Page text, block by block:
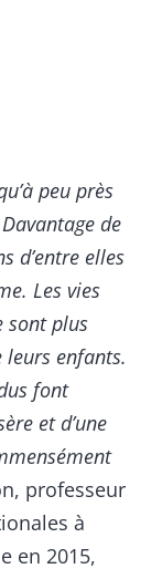
peu près
de
d’entre elles
Les vies
sont plus
enfants.
font
et d’une
professeur
à
en 2015,